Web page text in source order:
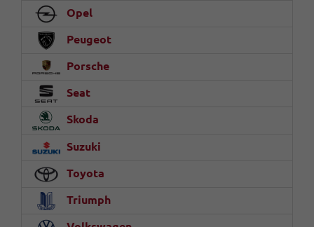
Opel
Peugeot
Porsche
Seat
Skoda
Suzuki
Toyota
Triumph